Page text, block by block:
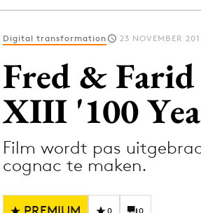
Design
Digital
Diversiteit
Digital transformation 23 NOVEMBER
Fred &
XIII '100
Film wordt pas
cognac te maken.
0 0